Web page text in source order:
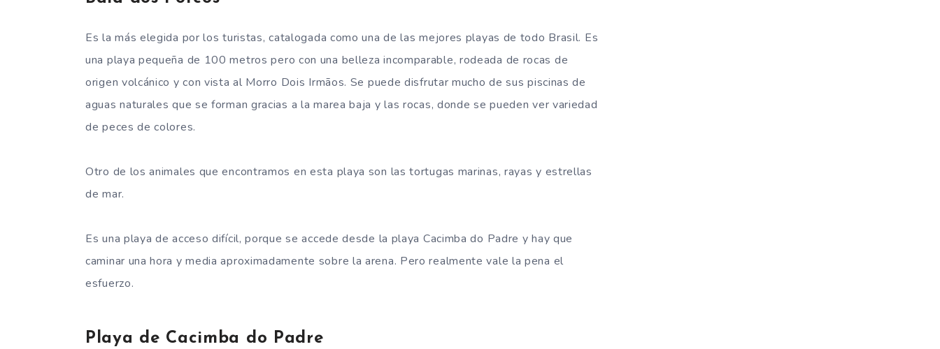
Es la más elegida por los turistas, catalogada como una de las mejores playas de todo Brasil. Es
una playa pequeña de 100 metros pero con una belleza incomparable, rodeada de rocas de
origen volcánico y con vista al Morro Dois Irmãos. Se puede disfrutar mucho de sus piscinas de
aguas naturales que se forman gracias a la marea baja y las rocas, donde se pueden ver variedad
de peces de colores.
Otro de los animales que encontramos en esta playa son las tortugas marinas, rayas y estrellas
de mar.
Es una playa de acceso difícil, porque se accede desde la playa Cacimba do Padre y hay que
caminar una hora y media aproximadamente sobre la arena. Pero realmente vale la pena el
esfuerzo.
Playa de Cacimba do Padre